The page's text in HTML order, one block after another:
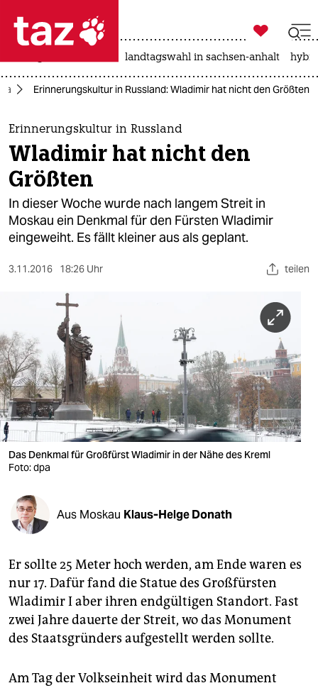
 taz zahl ich
taz zahl ich
themen
politik
öko
gesellschaft
nord
wahrheit
verlag
verlag
veranstaltungen
shop
fragen & hilfe
unterstützen
abo
genossenschaft
epaper login

taz zahl ich
landtagswahl in sachsen-anhalt
Erinnerungskultur in Russland: Wladimir hat nicht den Größten
Erinnerungskultur in Russland
Wladimir hat nicht den
Größten
In dieser Woche wurde nach langem Streit in
Moskau ein Denkmal für den Fürsten Wladimir
eingeweiht. Es fällt kleiner aus als geplant.
3.11.2016 18:26 Uhr teilen
Das Denkmal für Großfürst Wladimir in der Nähe des Kreml
Foto: dpa
Aus Moskau Klaus-Helge Donath
Er sollte 25 Meter hoch werden, am Ende waren es
nur 17. Dafür fand die Statue des Großfürsten
Wladimir I aber ihren endgültigen Standort. Fast
zwei Jahre dauerte der Streit, wo das Monument
des Staatsgründers aufgestellt werden sollte.
Am Tag der Volkseinheit wird das Monument